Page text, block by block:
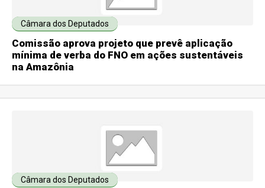
Câmara dos Deputados
Comissão aprova projeto que prevê aplicação
mínima de verba do FNO em ações sustentáveis
na Amazônia
Câmara dos Deputados